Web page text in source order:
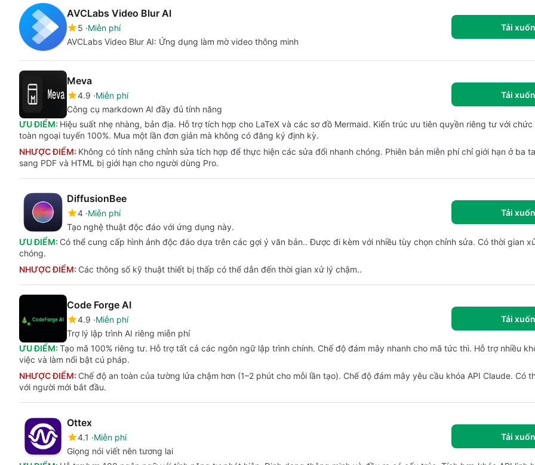
AVCLabs Video Blur AI
5 Miễn phí
AVCLabs Video Blur AI: Ứng dụng làm mờ video thông minh
Tải
Meva
4.9 Miễn phí
Công cụ markdown AI đầy đủ tính năng
Tải
ƯU ĐIỂM: Hiệu suất nhẹ nhàng, bản địa. Hỗ trợ tích hợp cho LaTeX và các sơ đồ Mermaid. Kiến trúc ưu tiên quyền riêng tư với chức
toàn ngoại tuyến 100%. Mua một lần đơn giản mà không có đăng ký định kỳ.
NHƯỢC ĐIỂM: Không có tính năng chỉnh sửa tích hợp để thực hiện các sửa đổi nhanh chóng. Phiên bản miễn phí chỉ giới hạn ở ba
sang PDF và HTML bị giới hạn cho người dùng Pro.
DiffusionBee
4 Miễn phí
Tạo nghệ thuật độc đáo với ứng dụng này.
Tải
ƯU ĐIỂM: Có thể cung cấp hình ảnh độc đáo dựa trên các gợi ý văn bản.. Được đi kèm với nhiều tùy chọn chỉnh sửa. Có thời gian
chóng.
NHƯỢC ĐIỂM: Các thông số kỹ thuật thiết bị thấp có thể dẫn đến thời gian xử lý chậm..
Code Forge AI
4.9 Miễn phí
Trợ lý lập trình AI riêng miễn phí
Tải
ƯU ĐIỂM: Tạo mã 100% riêng tư. Hỗ trợ tất cả các ngôn ngữ lập trình chính. Chế độ đám mây nhanh cho mã tức thì. Hỗ trợ nhiều
việc và làm nổi bật cú pháp.
NHƯỢC ĐIỂM: Chế độ an toàn của tường lửa chậm hơn (1–2 phút cho mỗi lần tạo). Chế độ đám mây yêu cầu khóa API Claude. Có
với người mới bắt đầu.
Ottex
4.1
Miễn phí
Giọng nói viết nên tương lai
Tải